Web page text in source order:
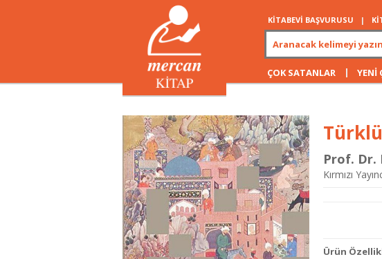
KİTABEVİ BAŞVURUSU |
ÇOK SATANLAR | YENİ
Prof. Dr.
Kırmızı
Ürün